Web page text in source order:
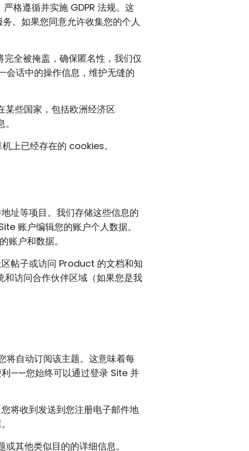
格遵循并实施 GDPR 法规。这
。如果您同意允许收集您的个人
完全被掩盖，确保匿名性，我们仅
话中的操作信息，维护无缝的
些国家，包括欧洲经济区
上已经存在的 cookies。
址等项目。我们存储这些信息的
账户编辑您的账户个人数据。
账户和数据。
帖子或访问 Product 的文档和知
访问合作伙伴区域（如果您是我
将自动订阅该主题。这意味着每
利——您始终可以通过登录 Site 并
将收到发送到您注册电子邮件地
其他类似目的的详细信息。